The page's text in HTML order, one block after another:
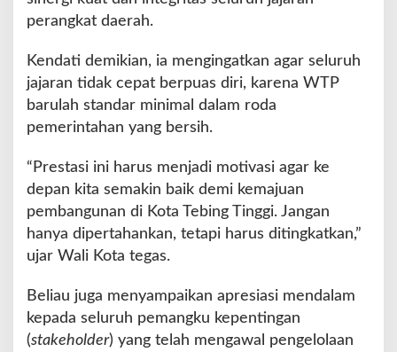
perangkat daerah.
Kendati demikian, ia mengingatkan agar seluruh
jajaran tidak cepat berpuas diri, karena WTP
barulah standar minimal dalam roda
pemerintahan yang bersih.
“Prestasi ini harus menjadi motivasi agar ke
depan kita semakin baik demi kemajuan
pembangunan di Kota Tebing Tinggi. Jangan
hanya dipertahankan, tetapi harus ditingkatkan,”
ujar Wali Kota tegas.
Beliau juga menyampaikan apresiasi mendalam
kepada seluruh pemangku kepentingan
(stakeholder) yang telah mengawal pengelolaan